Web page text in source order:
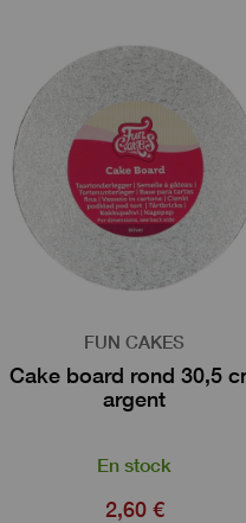
FUN CAKES
Cake board rond 30,5
argent
En stock
2,60 €